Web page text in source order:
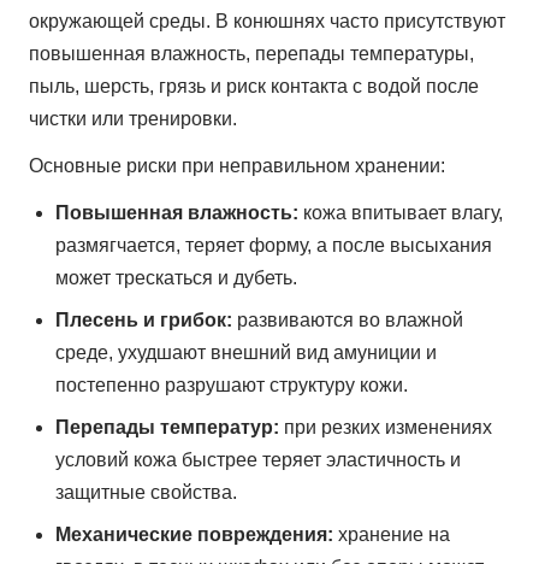
окружающей среды. В конюшнях часто присутствуют
повышенная влажность, перепады температуры,
пыль, шерсть, грязь и риск контакта с водой после
чистки или тренировки.
Основные риски при неправильном хранении:
Повышенная влажность: кожа впитывает влагу,
размягчается, теряет форму, а после высыхания
может трескаться и дубеть.
Плесень и грибок: развиваются во влажной
среде, ухудшают внешний вид амуниции и
постепенно разрушают структуру кожи.
Перепады температур: при резких изменениях
условий кожа быстрее теряет эластичность и
защитные свойства.
Механические повреждения: хранение на